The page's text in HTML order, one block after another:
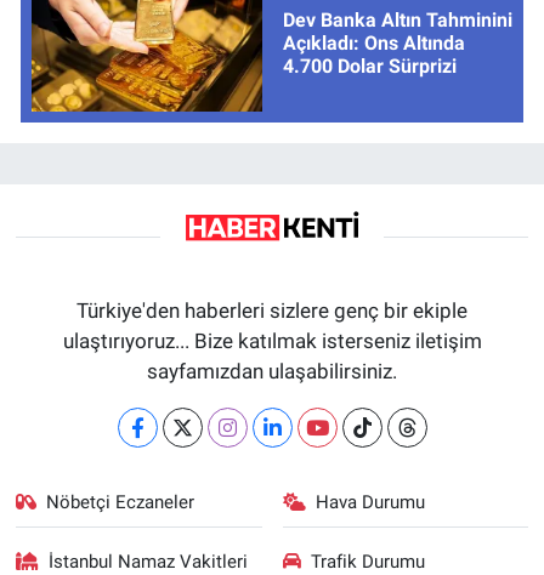
Dev Banka Altın Tahminini
Açıkladı: Ons Altında
4.700 Dolar Sürprizi
Türkiye'den haberleri sizlere genç bir ekiple
ulaştırıyoruz... Bize katılmak isterseniz iletişim
sayfamızdan ulaşabilirsiniz.
Nöbetçi Eczaneler Hava Durumu
İstanbul Namaz Vakitleri Trafik Durumu